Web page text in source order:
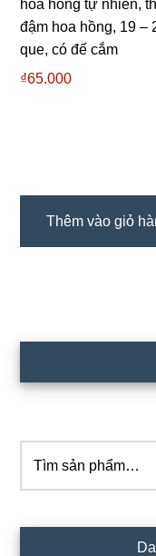
hoa hồng tự nhiên,
đậm hoa hồng, 19 –
que, có đế cắm
₫65.000
Thêm vào giỏ
chính
kiếm: